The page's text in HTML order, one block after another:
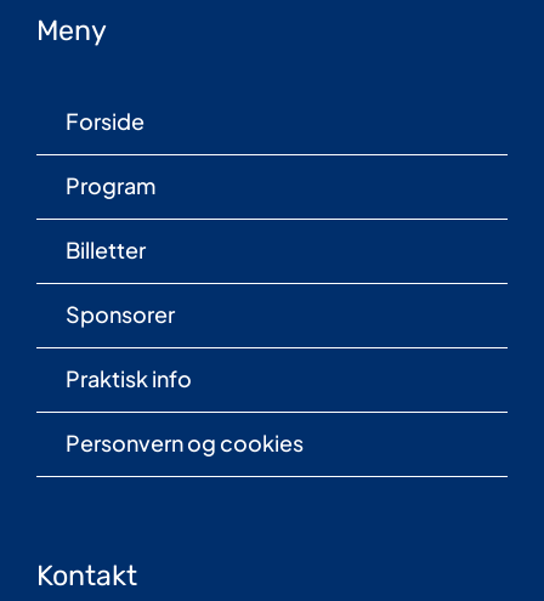
Meny
Forside
Program
Billetter
Sponsorer
Praktisk info
Personvern og cookies
Kontakt